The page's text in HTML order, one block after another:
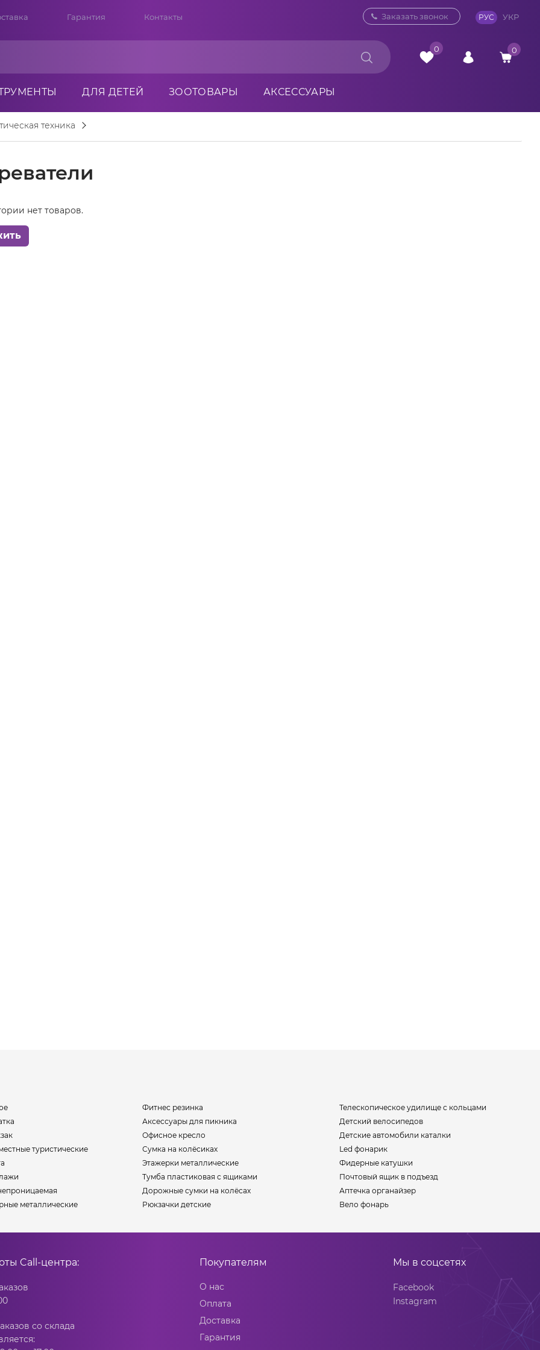
Гарантия Контакты 0 800 33 10 32
Заказать звонок РУС УКР
0 0
ДЛЯ ДЕТЕЙ ЗООТОВАРЫ АКСЕССУАРЫ
техника
нет товаров.
туристические
металлические
Фитнес резинка
Аксессуары для пикника
Офисное кресло
Сумка на колёсиках
Этажерки металлические
Тумба пластиковая с ящиками
Дорожные сумки на колёсах
Рюкзачки детские
Телескопическое удилище с кольцами
Детский велосипедов
Детские автомобили каталки
Led фонарик
Фидерные катушки
Почтовый ящик в подъезд
Аптечка органайзер
Вело фонарь
Call-центра:
со склада
Покупателям
О нас
Оплата
Доставка
Гарантия
Мы в соцсетях
Facebook
Instagram